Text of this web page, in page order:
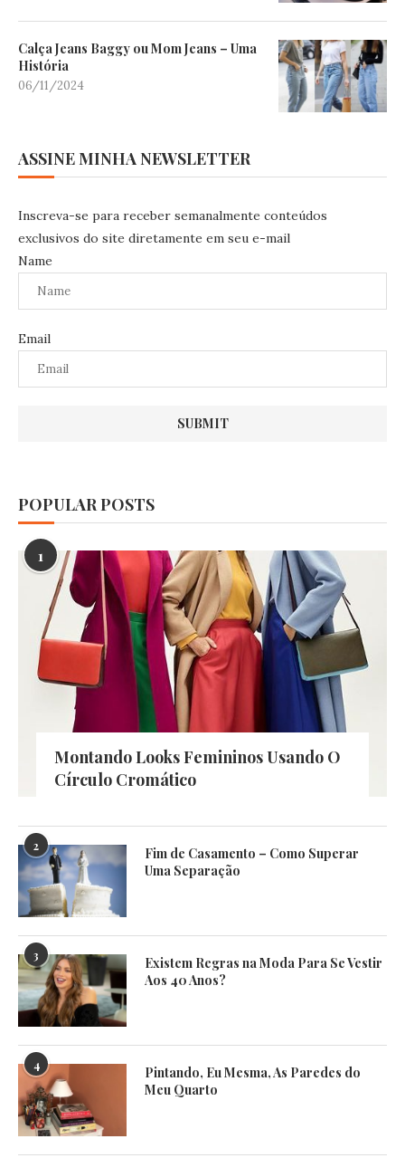
Calça Jeans Baggy ou Mom Jeans – Uma
História
06/11/2024
ASSINE MINHA NEWSLETTER
Inscreva-se para receber semanalmente conteúdos
exclusivos do site diretamente em seu e-mail
Name
Email
POPULAR POSTS
1
Montando Looks Femininos Usando O
Círculo Cromático
2
Fim de Casamento – Como Superar
Uma Separação
3
Existem Regras na Moda Para Se Vestir
Aos 40 Anos?
4
Pintando, Eu Mesma, As Paredes do
Meu Quarto